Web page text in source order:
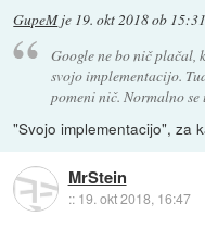
GupeMje 19. okt 2018 ob 15:31
Google ne bo nič plačal,
svojo implementacijo.
pomeni nič. Normalno se
"Svojo implementacijo", za
MrStein
:: 19. okt 2018, 16:47